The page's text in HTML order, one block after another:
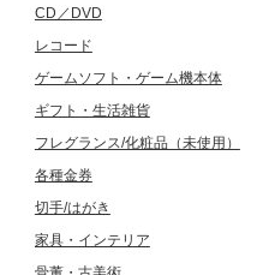
CD／DVD
レコード
ゲームソフト・ゲーム機本体
ギフト・生活雑貨
フレグランス/化粧品（未使用）
各種金券
切手/はがき
家具・インテリア